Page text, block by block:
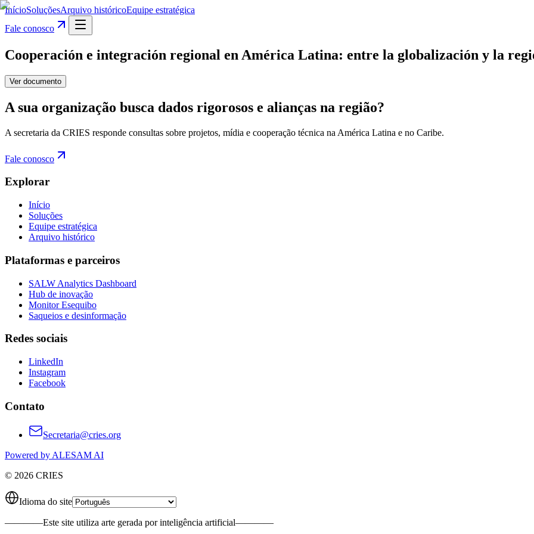
InícioSoluçõesArquivo históricoEquipe estratégica
Fale conosco
Cooperación e integración regional en América Latina: entre la globalización y la
Ver documento
A sua organização busca dados rigorosos e alianças na região?
A secretaria da CRIES responde consultas sobre projetos, mídia e cooperação técnica na América Latina e no Caribe.
Fale conosco
Explorar
Início
Soluções
Equipe estratégica
Arquivo histórico
Plataformas e parceiros
SALW Analytics Dashboard
Hub de inovação
Monitor Esequibo
Saqueios e desinformação
Redes sociais
LinkedIn
Instagram
Facebook
Contato
Secretaria@cries.org
Powered by ALESAM AI
© 2026 CRIES
Idioma do site
————Este site utiliza arte gerada por inteligência artificial————